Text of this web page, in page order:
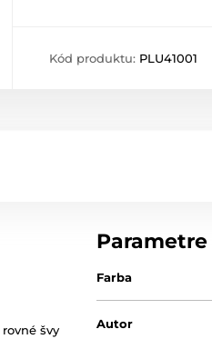
Kód produktu: PLU41001
švy
Parametre
Farba
Autor